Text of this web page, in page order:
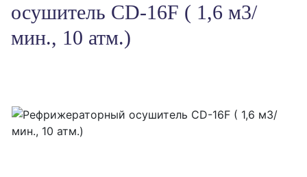
осушитель CD-16F ( 1,6 м3/
мин., 10 атм.)